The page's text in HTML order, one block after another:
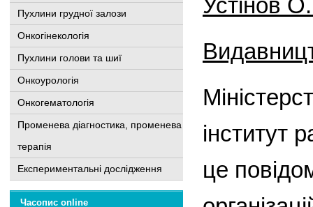
Пухлини грудної залози
Онкогінекологія
Пухлини голови та шиї
Онкоурологія
Онкогематологія
Променева діагностика, променева
терапія
Експериментальні дослідження
Часопис online
Устінов
інститут
це